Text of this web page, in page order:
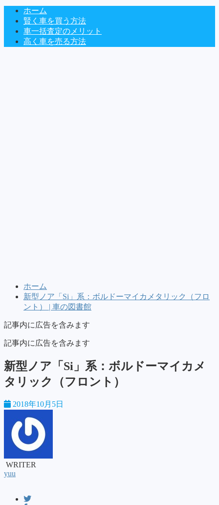
ホーム
賢く車を買う方法
車一括査定のメリット
高く車を売る方法
ホーム
新型ノア「Si」系：ボルドーマイカメタリック（フロ
ント） | 車の図書館
記事内に広告を含みます
記事内に広告を含みます
新型ノア「Si」系：ボルドーマイカメ
タリック（フロント）
2018年10月5日
WRITER
yuu